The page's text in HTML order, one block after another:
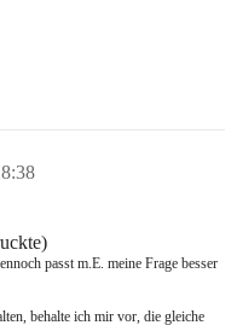
passt m.E. meine Frage besser
behalte ich mir vor, die gleiche